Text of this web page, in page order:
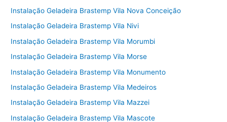
Instalação Geladeira Brastemp Vila Nova Conceição
Instalação Geladeira Brastemp Vila Nivi
Instalação Geladeira Brastemp Vila Morumbi
Instalação Geladeira Brastemp Vila Morse
Instalação Geladeira Brastemp Vila Monumento
Instalação Geladeira Brastemp Vila Medeiros
Instalação Geladeira Brastemp Vila Mazzei
Instalação Geladeira Brastemp Vila Mascote